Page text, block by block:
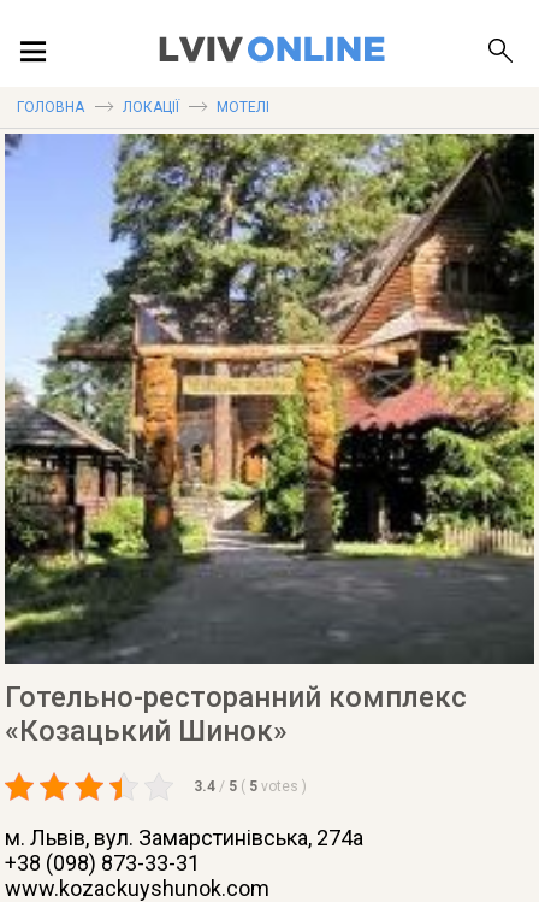
ЛОКАЦІЇ
ПУБЛІКАЦІЇ
ДОВІДКА
ГОЛОВНА ЛОКАЦІЇ МОТЕЛІ
Готельно-ресторанний комплекс
«Козацький Шинок»
3.4 / 5 ( 5 votes )
м. Львів, вул. Замарстинівська, 274а
+38 (098) 873-33-31
www.kozackuyshunok.com